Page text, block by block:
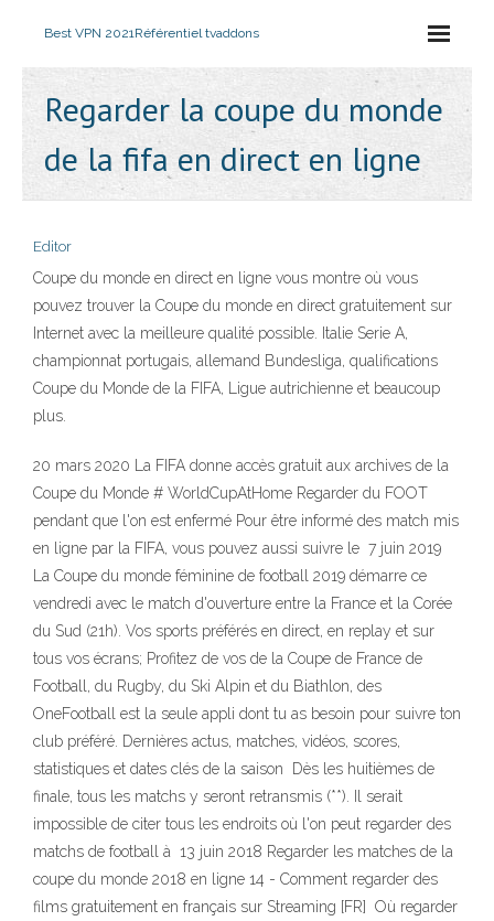
Best VPN 2021Référentiel tvaddons
Regarder la coupe du monde
de la fifa en direct en ligne
Editor
Coupe du monde en direct en ligne vous montre où vous
pouvez trouver la Coupe du monde en direct gratuitement sur
Internet avec la meilleure qualité possible. Italie Serie A,
championnat portugais, allemand Bundesliga, qualifications
Coupe du Monde de la FIFA, Ligue autrichienne et beaucoup
plus.
20 mars 2020 La FIFA donne accès gratuit aux archives de la
Coupe du Monde # WorldCupAtHome Regarder du FOOT
pendant que l'on est enfermé Pour être informé des match mis
en ligne par la FIFA, vous pouvez aussi suivre le 7 juin 2019
La Coupe du monde féminine de football 2019 démarre ce
vendredi avec le match d'ouverture entre la France et la Corée
du Sud (21h). Vos sports préférés en direct, en replay et sur
tous vos écrans; Profitez de vos de la Coupe de France de
Football, du Rugby, du Ski Alpin et du Biathlon, des
OneFootball est la seule appli dont tu as besoin pour suivre ton
club préféré. Dernières actus, matches, vidéos, scores,
statistiques et dates clés de la saison Dès les huitièmes de
finale, tous les matchs y seront retransmis (**). Il serait
impossible de citer tous les endroits où l'on peut regarder des
matchs de football à 13 juin 2018 Regarder les matches de la
coupe du monde 2018 en ligne 14 - Comment regarder des
films gratuitement en français sur Streaming [FR] Où regarder